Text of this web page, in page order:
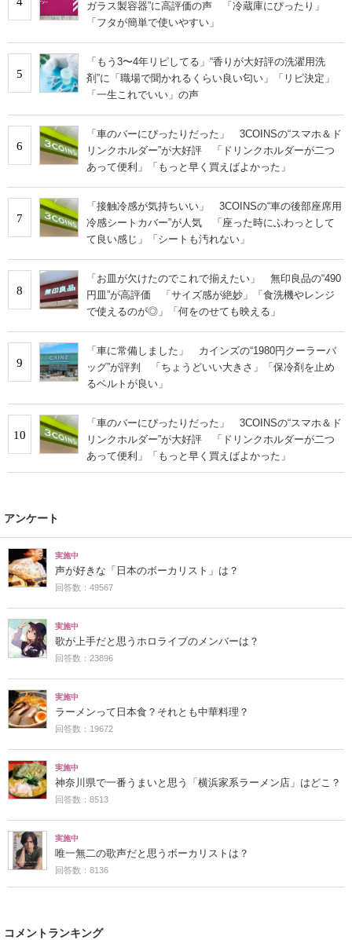
ガラス製容器”に高評価の声 「冷蔵庫にぴったり」
「フタが簡単で使いやすい」
5
「もう3〜4年リピしてる」“香りが大好評の洗濯用洗
剤”に「職場で聞かれるくらい良い匂い」「リピ決定」
「一生これでいい」の声
6
「車のバーにぴったりだった」 3COINSの“スマホ＆ド
リンクホルダー”が大好評 「ドリンクホルダーが二つ
あって便利」「もっと早く買えばよかった」
7
「接触冷感が気持ちいい」 3COINSの“車の後部座席用
冷感シートカバー”が人気 「座った時にふわっとして
て良い感じ」「シートも汚れない」
8
「お皿が欠けたのでこれで揃えたい」 無印良品の“490
円皿”が高評価 「サイズ感が絶妙」「食洗機やレンジ
で使えるのが◎」「何をのせても映える」
9
「車に常備しました」 カインズの“1980円クーラーバ
ッグ”が評判 「ちょうどいい大きさ」「保冷剤を止め
るベルトが良い」
10
「車のバーにぴったりだった」 3COINSの“スマホ＆ド
リンクホルダー”が大好評 「ドリンクホルダーが二つ
あって便利」「もっと早く買えばよかった」
アンケート
実施中
声が好きな「日本のボーカリスト」は？
回答数：49567
実施中
歌が上手だと思うホロライブのメンバーは？
回答数：23896
実施中
ラーメンって日本食？それとも中華料理？
回答数：19672
実施中
神奈川県で一番うまいと思う「横浜家系ラーメン店」はどこ？
回答数：8513
実施中
唯一無二の歌声だと思うボーカリストは？
回答数：8136
コメントランキング